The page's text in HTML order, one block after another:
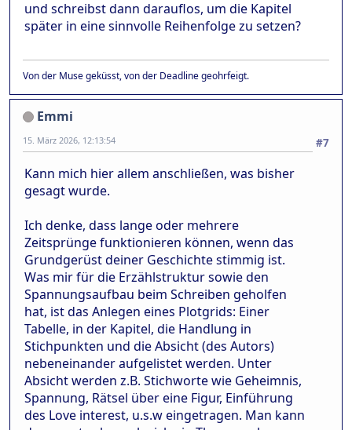
und schreibst dann darauflos, um die Kapitel
später in eine sinnvolle Reihenfolge zu setzen?
Von der Muse geküsst, von der Deadline geohrfeigt.
Emmi
#7
15. März 2026, 12:13:54
Kann mich hier allem anschließen, was bisher
gesagt wurde.
Ich denke, dass lange oder mehrere
Zeitsprünge funktionieren können, wenn das
Grundgerüst deiner Geschichte stimmig ist.
Was mir für die Erzählstruktur sowie den
Spannungsaufbau beim Schreiben geholfen
hat, ist das Anlegen eines Plotgrids: Einer
Tabelle, in der Kapitel, die Handlung in
Stichpunkten und die Absicht (des Autors)
nebeneinander aufgelistet werden. Unter
Absicht werden z.B. Stichworte wie Geheimnis,
Spannung, Rätsel über eine Figur, Einführung
des Love interest, u.s.w eingetragen. Man kann